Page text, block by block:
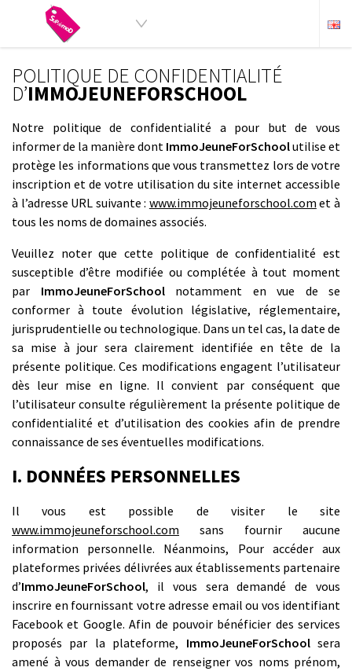
POLITIQUE DE CONFIDENTIALITÉ
D’IMMOJEUNEFORSCHOOL
Notre politique de confidentialité a pour but de vous
informer de la manière dont ImmoJeuneForSchoolutilise et
protège les informations que vous transmettez lors de votre
inscription et de votre utilisation du site internet accessible
à l’adresse URL suivante : www.immojeuneforschool.com et à
tous les noms de domaines associés.
Veuillez noter que cette politique de confidentialité est
susceptible d’être modifiée ou complétée à tout moment
par ImmoJeuneForSchoolnotamment en vue de se
conformer à toute évolution législative, réglementaire,
jurisprudentielle ou technologique. Dans un tel cas, la date de
sa mise à jour sera clairement identifiée en tête de la
présente politique. Ces modifications engagent l’utilisateur
dès leur mise en ligne. Il convient par conséquent que
l’utilisateur consulte régulièrement la présente politique de
confidentialité et d’utilisation des cookies afin de prendre
connaissance de ses éventuelles modifications.
I. DONNÉES PERSONNELLES
Il vous est possible de visiter le site
www.immojeuneforschool.com sans fournir aucune
information personnelle. Néanmoins, Pour accéder aux
plateformes privées délivrées aux établissements partenaire
d’ImmoJeuneForSchool, il vous sera demandé de vous
inscrire en fournissant votre adresse email ou vos identifiant
Facebook et Google. Afin de pouvoir bénéficier des services
proposés par la plateforme, ImmoJeuneForSchoolsera
amené à vous demander de renseigner vos noms prénom,